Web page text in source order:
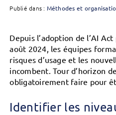
Publié dans : Méthodes et
Depuis l’adoption de l’AI
août 2024, les équipes
risques d’usage et les
incombent. Tour d’horizon
obligatoirement faire pour
Identifier les